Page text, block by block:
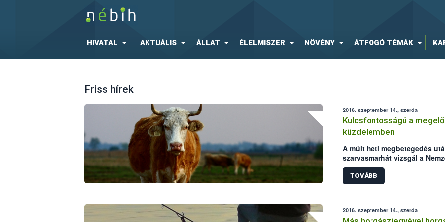
HIVATAL AKTUÁLIS ÁLLAT ÉLELMISZER NÖVÉNY ÁTFOGÓ TÉMÁK
Friss hírek
2016. szeptember 14., szerda
Kulcsfontosságú a
küzdelemben
A múlt heti megbetegedés
szarvasmarhát vizsgál a
(NÉBIH) laboratóriuma.
szarvasmarha állományokat
állategészségügyi
kiemelten fontos a
TOVÁBB
2016. szeptember 14., szerda